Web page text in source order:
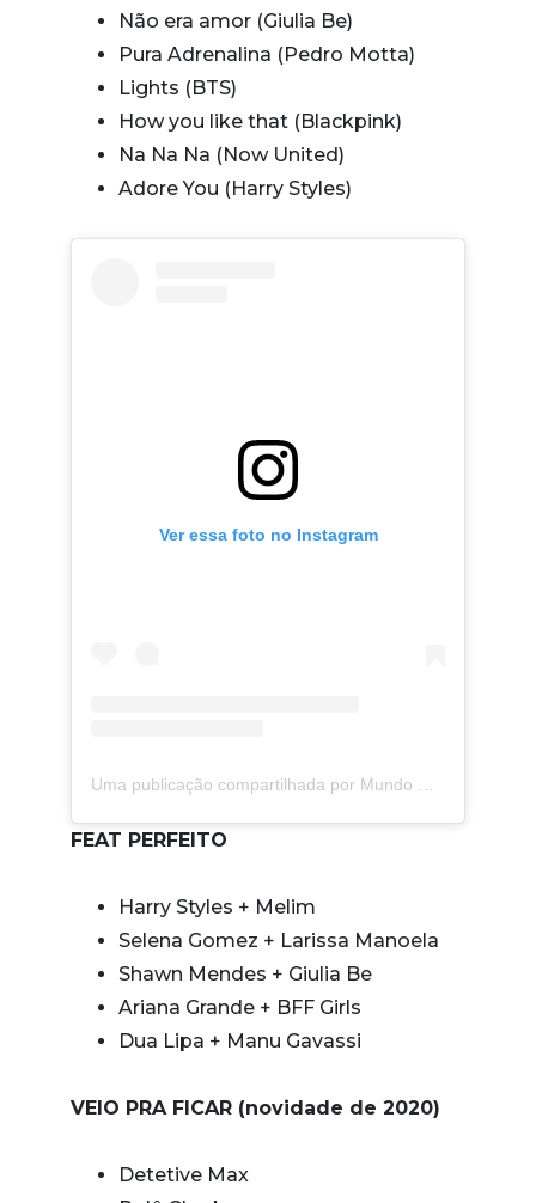
Não era amor (Giulia Be)
Pura Adrenalina (Pedro Motta)
Lights (BTS)
How you like that (Blackpink)
Na Na Na (Now United)
Adore You (Harry Styles)
Ver essa foto no Instagram
FEAT PERFEITO
Harry Styles + Melim
Selena Gomez + Larissa Manoela
Shawn Mendes + Giulia Be
Ariana Grande + BFF Girls
Dua Lipa + Manu Gavassi
VEIO PRA FICAR (novidade de 2020)
Detetive Max